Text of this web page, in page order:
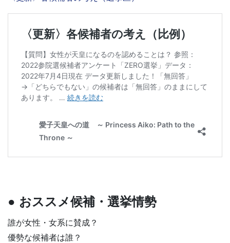
● おススメ候補・選挙情勢
誰が女性・女系に賛成？
優勢な候補者は誰？